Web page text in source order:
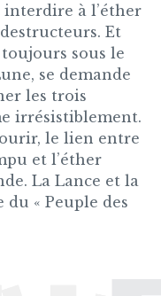
interdire à l’éther
Et
sous le
se demande
les trois
irrésistiblement.
le lien entre
et l’éther
La Lance et la
« Peuple des